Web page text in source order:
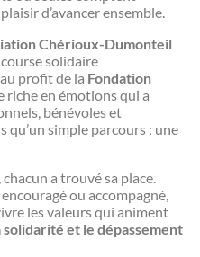
d’avancer ensemble.
Chérioux-Dumonteil
solidaire
profit de la Fondation
riche en émotions qui a
bénévoles et
qu’un simple parcours : une
a trouvé sa place.
ou accompagné,
les valeurs qui animent
solidarité et le dépassement